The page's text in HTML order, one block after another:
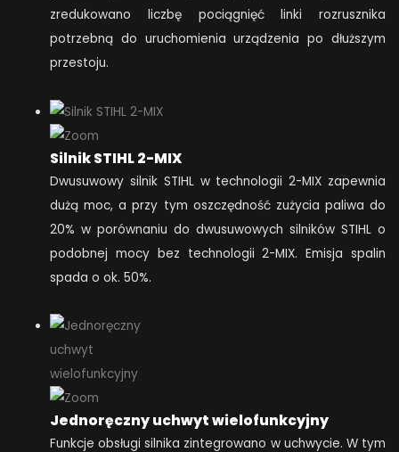
zredukowano liczbę pociągnięć linki rozrusznika
potrzebną do uruchomienia urządzenia po dłuższym
przestoju.
Silnik STIHL 2-MIX
Dwusuwowy silnik STIHL w technologii 2-MIX zapewnia
dużą moc, a przy tym oszczędność zużycia paliwa do
20% w porównaniu do dwusuwowych silników STIHL o
podobnej mocy bez technologii 2-MIX. Emisja spalin
spada o ok. 50%.
Jednoręczny uchwyt wielofunkcyjny
Funkcje obsługi silnika zintegrowano w uchwycie. W tym